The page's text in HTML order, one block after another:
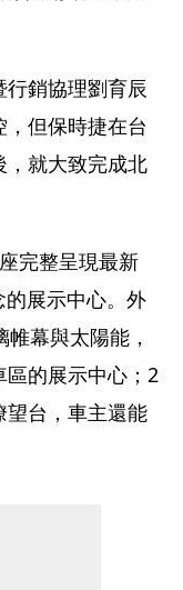
銷協理劉育辰
但保時捷在台
，就大致完成北
完整呈現最新
展示中心。外
幕與太陽能，
的展示中心；2
望台，車主還能